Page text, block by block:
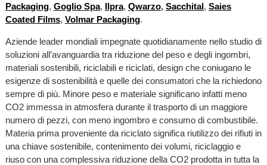
Packaging, Goglio Spa, Ilpra, Qwarzo, Sacchital, Saies
Coated Films, Volmar Packaging.
Aziende leader mondiali impegnate quotidianamente nello studio di
soluzioni all’avanguardia tra riduzione del peso e degli ingombri,
materiali sostenibili, riciclabili e riciclati, design che coniugano le
esigenze di sostenibilità e quelle dei consumatori che la richiedono
sempre di più. Minore peso e materiale significano infatti meno
CO2 immessa in atmosfera durante il trasporto di un maggiore
numero di pezzi, con meno ingombro e consumo di combustibile.
Materia prima proveniente da riciclato significa riutilizzo dei rifiuti in
una chiave sostenibile, contenimento dei volumi, riciclaggio e
riuso con una complessiva riduzione della CO2 prodotta in tutta la